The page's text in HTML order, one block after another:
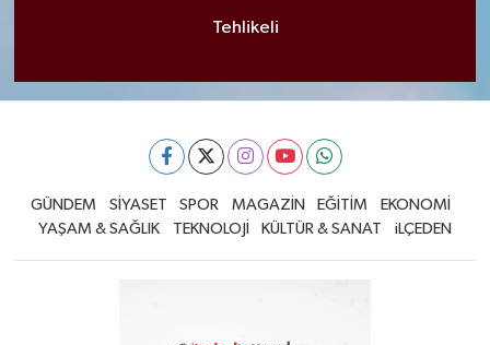
Tehlikeli
GÜNDEM SİYASET SPOR MAGAZİN EĞİTİM
EKONOMİ
YAŞAM & SAĞLIK
TEKNOLOJİ KÜLTÜR & SANAT iLÇEDEN